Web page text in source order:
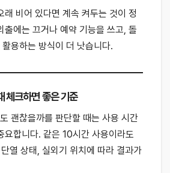
래 비어 있다면 계속 켜두는 것이 정
출에는 끄거나 예약 기능을 쓰고, 돌
용하는 방식이 더 낫습니다.
체크하면 좋은 기준
괜찮을까를 판단할 때는 사용 시간
요합니다. 같은 10시간 사용이라도
열 상태, 실외기 위치에 따라 결과가